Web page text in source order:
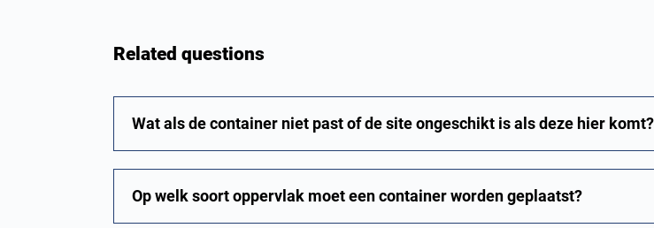
Related questions
Wat als de container niet past of de site ongeschikt is als deze hier komt?
Op welk soort oppervlak moet een container worden geplaatst?